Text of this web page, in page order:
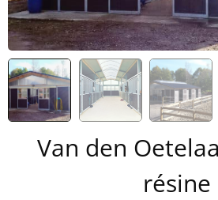
Van den
résine